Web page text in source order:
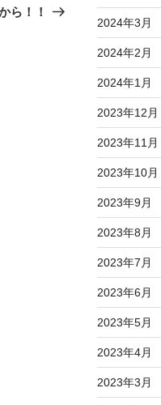
の
ら！！
2024年3月
2024年2月
2024年1月
2023年12月
2023年11月
2023年10月
2023年9月
2023年8月
2023年7月
2023年6月
2023年5月
2023年4月
2023年3月